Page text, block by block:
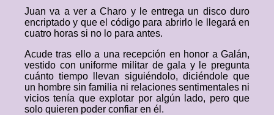
Juan va a ver a Charo y le entrega un disco duro
encriptado y que el código para abrirlo le llegará en
cuatro horas si no lo para antes.
Acude tras ello a una recepción en honor a Galán,
vestido con uniforme militar de gala y le pregunta
cuánto tiempo llevan siguiéndolo, diciéndole que
un hombre sin familia ni relaciones sentimentales ni
vicios tenía que explotar por algún lado, pero que
solo quieren poder confiar en él.